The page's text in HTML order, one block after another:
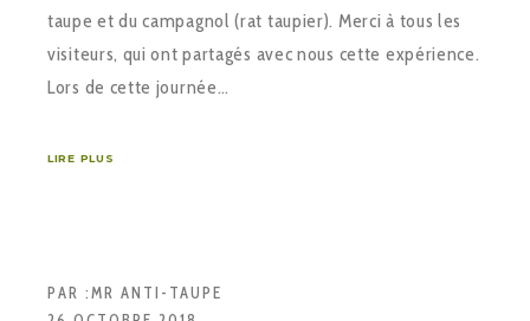
taupe et du campagnol (rat taupier). Merci à tous les
visiteurs, qui ont partagés avec nous cette expérience.
Lors de cette journée…
LIRE PLUS
PAR :MR ANTI-TAUPE